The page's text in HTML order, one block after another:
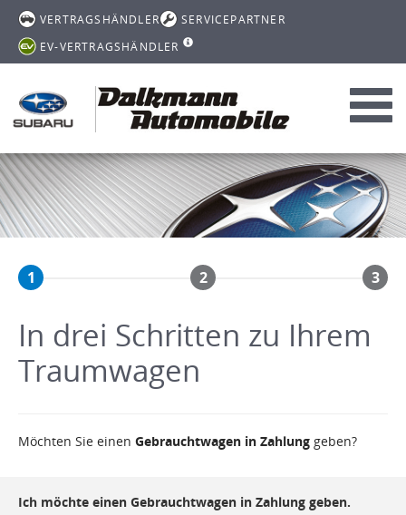
VERTRAGSHÄNDLER
SERVICEPARTNER
EV-VERTRAGSHÄNDLER
1 2 3
In drei Schritten zu Ihrem
Traumwagen
Möchten Sie einen Gebrauchtwagen in Zahlung geben?
Ich möchte einen Gebrauchtwagen in Zahlung geben.